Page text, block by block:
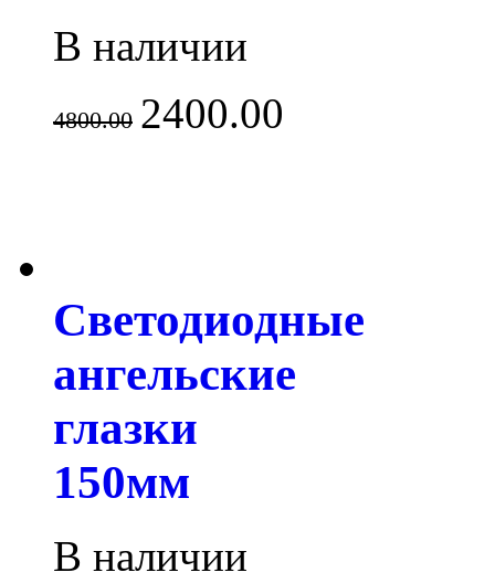
В наличии
4800.00 2400.00
Светодиодные
ангельские
глазки
150мм
В наличии